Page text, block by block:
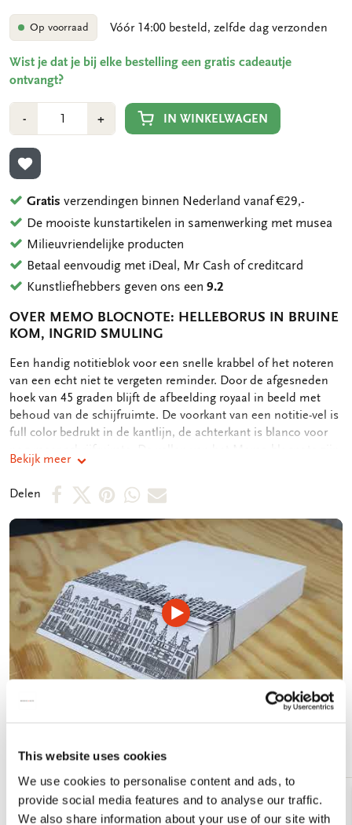
This website uses cookies
We use cookies to personalise content and ads, to
provide social media features and to analyse our traffic.
We also share information about your use of our site with
Op voorraad Vóór 14:00 besteld, zelfde dag verzonden
Wist je dat je bij elke bestelling een gratis cadeautje
ontvangt?
-Min
1
+Plus
1
IN WINKELWAGEN
TOEVOEGEN AAN VERLANGLIJST
Gratis verzendingen binnen Nederland vanaf €29,-
De mooiste kunstartikelen in samenwerking met musea
Milieuvriendelijke producten
Betaal eenvoudig met iDeal, Mr Cash of creditcard
Kunstliefhebbers geven ons een9.2
OVER MEMO BLOCNOTE: HELLEBORUS IN BRUINE
KOM, INGRID SMULING
OMSCHRIJVING
Een handig notitieblok voor een snelle krabbel of het noteren
van een echt niet te vergeten reminder. Door de afgesneden
hoek van 45 graden blijft de afbeelding royaal in beeld met
behoud van de schijfruimte. De voorkant van een notitie-vel is
full color bedrukt in de kantlijn, de achterkant is blanco voor
stevig vastgelijmd en toch heel gemakkelijk, zonder scheuren,
te verwijderen van het blok. - 9,5 x 13,5 cm - 164 blaadjes -
gelijmd - 100 grms houtvrij, off white papier - Gewicht: 180
gram
Bekijk meer
Delen
Deel
op
Facebook
Deel
op
X
Deel
via
Pinterest
Deel
via
WhatsApp
Deel
via
E-
Video
afspelen
Meer van Ingrid Smuling
Toevoegen